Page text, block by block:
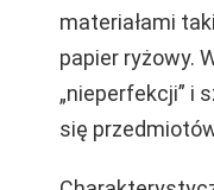
materiałami
papier ryżowy.
„nieperfekcji” i
się